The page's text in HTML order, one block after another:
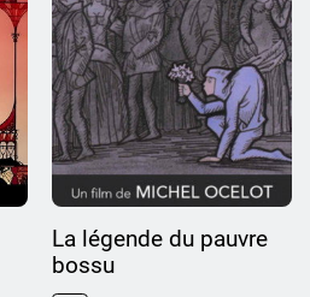
La légende du pauvre
bossu